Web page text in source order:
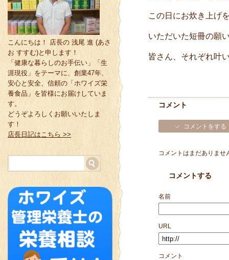
この日にお炊き上げ
いただいた短冊の願
皆さん、それぞれ叶
コメント
コメントをする
コメントはまだありませ
コメントする
名前
URL
コメント
こんにちは！ 店長の 浅尾 進 (あさ
お すすむ)と申します！
「健康な暮らしのお手伝い」「生
涯現役」をテーマに、創業47年、
安心と安全、信頼の「ホワイズ栄
養食品」を皆様にお届けしていま
す。
どうぞよろしくお願いいたしま
す！
店長日記はこちら >>